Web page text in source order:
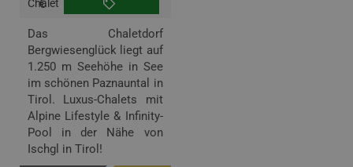
Chalet
€
€
Das Chaletdorf
Bergwiesenglück liegt auf
1.250 m Seehöhe in See
im schönen Paznauntal in
Tirol. Luxus-Chalets mit
Alpine Lifestyle & Infinity-
Pool in der Nähe von
Ischgl in Tirol!